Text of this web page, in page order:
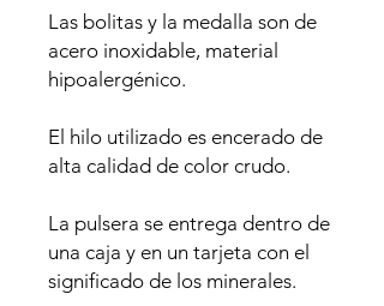
Las bolitas y la medalla son de
acero inoxidable, material
hipoalergénico.
El hilo utilizado es encerado de
alta calidad de color crudo.
La pulsera se entrega dentro de
una caja y en un tarjeta con el
significado de los minerales.